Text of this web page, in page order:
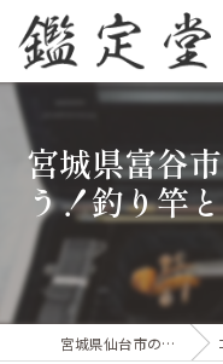
宮城県富谷
う！釣り竿
宮城県仙台市の出張買取なら鑑定堂